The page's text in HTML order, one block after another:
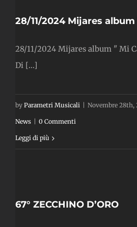
28/11/2024 Mijares
28/11/2024 Mijares album " Mi
Di [...]
by Parametri Musicali Novembre 28th,
News 0 Commenti
Leggi di più
67° ZECCHINO D’ORO